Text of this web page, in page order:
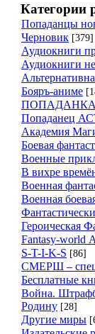
Категории
Попаданцы
Черновик [379]
Аудиокниги
Аудиокниги
Бояръ-аниме
ПОПАДАНКА
Попаданец
Академия
Боевая
Военные
В вихре
Военная
Военная
Героическая
Fantasy-world
S-T-I-K-S [86]
СМЕРШ –
Бесплатные
Война.
Родину [28]
Другие миры